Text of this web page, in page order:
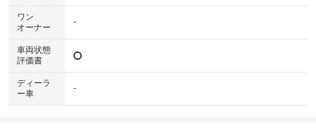
ワン
オーナー
-
車両状態
評価書
ディーラ
ー車
-